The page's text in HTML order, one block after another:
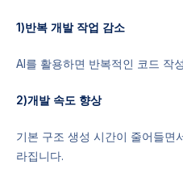
1)반복 개발 작업 감소
AI를 활용하면 반복적인 코드 작
2)개발 속도 향상
기본 구조 생성 시간이 줄어들면
라집니다.